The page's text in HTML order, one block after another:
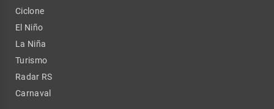
Ciclone
El Niño
La Niña
Turismo
Radar RS
Carnaval